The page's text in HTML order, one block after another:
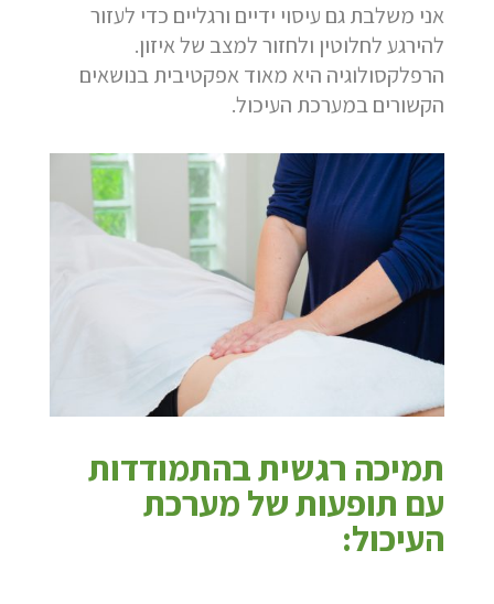
אני משלבת גם עיסוי ידיים ורגליים כדי לעזור
להירגע לחלוטין ולחזור למצב של איזון.
הרפלקסולוגיה היא מאוד אפקטיבית בנושאים
הקשורים במערכת העיכול.
תמיכה רגשית בהתמודדות
עם תופעות של מערכת
העיכול: